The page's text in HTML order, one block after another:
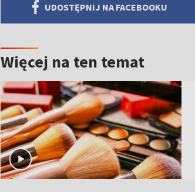
UDOSTĘPNIJ NA FACEBOOKU
Więcej na ten temat